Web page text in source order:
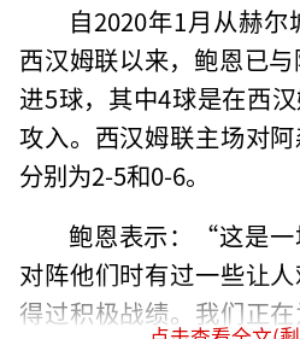
自2020年1月从赫
西汉姆联以来，鲍恩已
进5球，其中4球是在西
攻入。西汉姆联主场对
分别为2-5和0-6。
鲍恩表示：“这是一
对阵他们时有过一些让
得过积极战绩。我们正